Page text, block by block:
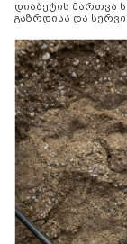
დიაბეტის მართვა
გაზრდისა და